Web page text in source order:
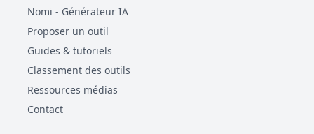
Nomi - Générateur IA
Proposer un outil
Guides & tutoriels
Classement des outils
Ressources médias
Contact